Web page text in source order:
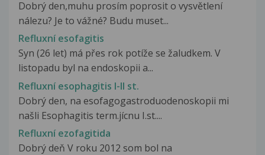
Dobrý den,muhu prosím poprosit o vysvětlení
nálezu? Je to vážné? Budu muset...
Refluxní esofagitis
Syn (26 let) má přes rok potíže se žaludkem. V
listopadu byl na endoskopii a...
Refluxní esophagitis I-II st.
Dobrý den, na esofagogastroduodenoskopii mi
našli Esophagitis term.jícnu I.st....
Refluxní ezofagitida
Dobrý deň V roku 2012 som bol na